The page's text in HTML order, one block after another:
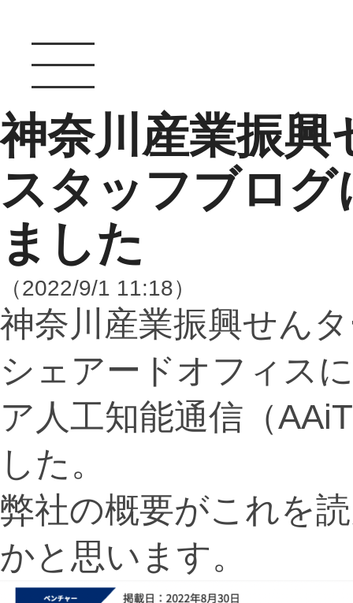
神奈川産業振興
スタッフブロ
ました
（2022/9/1 11:18）
神奈川産業振興せん
シェアードオフィス
ア人工知能通信（
した。
弊社の概要がこれを
かと思います。